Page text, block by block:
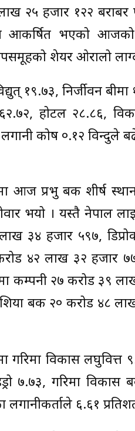
२५ हजार १२२
आकर्षित भएको
शेयर ओरालो
१९.७३, निर्जीवन
होटल २८.८६,
कोष ०.१२ विन्दुले
आज प्रभु बैंक शीर्ष
भयो । यस्तै नेपाल
३४ हजार ५९७,
४२ लाख ३२ हजार
कम्पनी २७ करोड ३९
बैंक २० करोड ४८ लाख
गरिमा विकास
७.७३, गरिमा
लगानीकर्ताले ६.६१